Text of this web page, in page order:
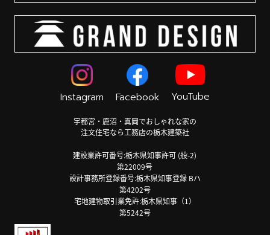
Instagram Facebook YouTube
宇都宮・鹿沼・真岡でおしゃれな家の
注文住宅なら工務店の栃木建築社
建設業許可番号:栃木県知事許可 (般-2)
第22009号
設計事務所登録番号:栃木県知事登録 Bハ
第4202号
宅地建物取引業免許:栃木県知事（1）
第5242号